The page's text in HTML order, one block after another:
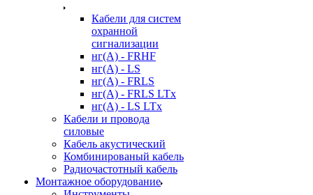
Кабели для систем
охранной
сигнализации
нг(A) - FRHF
нг(A) - LS
нг(А) - FRLS
нг(А) - FRLS LTx
нг(А) - LS LTx
Кабели и провода
силовые
Кабель акустический
Комбинированый кабель
Радиочастотный кабель
Монтажное оборудование